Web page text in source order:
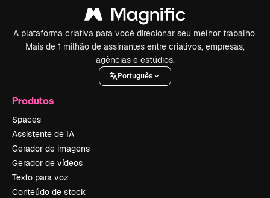
A plataforma criativa para você direcionar seu melhor trabalho.
Mais de 1 milhão de assinantes entre criativos, empresas,
agências e estúdios.
Português
Produtos
Spaces
Assistente de IA
Gerador de imagens
Gerador de vídeos
Texto para voz
Conteúdo de stock